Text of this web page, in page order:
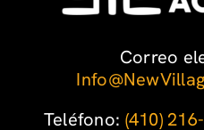
Correo
Teléfono: ‪ (410)